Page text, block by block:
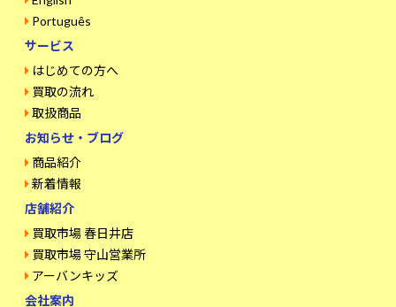
Português
サービス
はじめての方へ
買取の流れ
取扱商品
お知らせ・ブログ
商品紹介
新着情報
店舗紹介
買取市場 春日井店
買取市場 守山営業所
アーバンキッズ
会社案内